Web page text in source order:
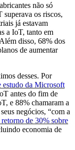
não só
superava os riscos,
já estavam
a IoT, tanto em
disso, 68% dos
de aumentar
desses. Por
estudo da Microsoft
antes do fim de
e 88% chamaram a
negócios, “com a
de 30% sobre
economia de